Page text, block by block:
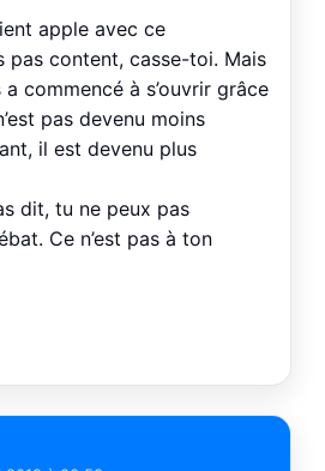
apple avec ce
pas content, casse-toi. Mais
commencé à s’ouvrir grâce
pas devenu moins
il est devenu plus
dit, tu ne peux pas
Ce n’est pas à ton